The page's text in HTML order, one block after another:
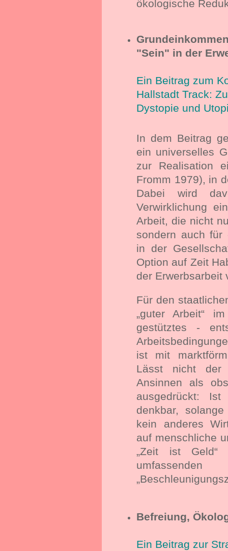
ökologische
"Sein" in der
Ein Beitrag zum
Hallstadt Track:
Dystopie und
In dem Beitrag
ein universelles
zur Realisation
Fromm 1979), in
Dabei wird
Verwirklichung
Arbeit, die nicht
sondern auch für
in der
Option auf Zeit
der Erwerbsarbeit
Für den
„guter Arbeit“
gestütztes -
ist mit
Lässt nicht der
Ansinnen als
ausgedrückt: Ist
denkbar,
kein anderes
auf menschliche
„Zeit ist Geld“
Befreiung,
Ein Beitrag zur